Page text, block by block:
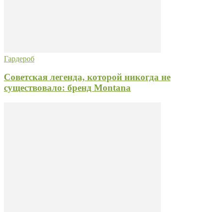
Гардероб
Советская легенда, которой никогда не
существовало: бренд Montana